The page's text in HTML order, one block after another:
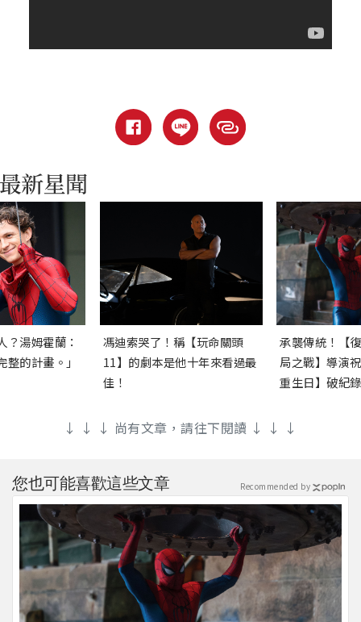
？湯姆霍蘭：
的計畫。」
馮迪索哭了！稱【玩命關頭
11】的劇本是他十年來看過最
佳！
承襲傳統！【
局之戰】導演
重生日】破紀
↓ ↓ ↓ 尚有文章，請往下閱讀 ↓ ↓ ↓
您也可能喜歡這些文章 Recommended by